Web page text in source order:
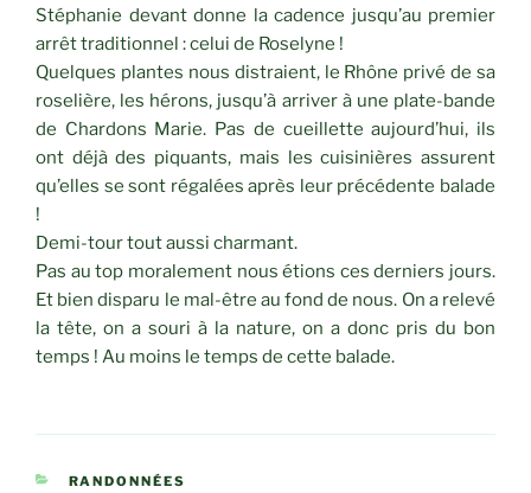
Stéphanie devant donne la cadence jusqu’au premier
arrêt traditionnel : celui de Roselyne !
Quelques plantes nous distraient, le Rhône privé de sa
roselière, les hérons, jusqu’à arriver à une plate-bande
de Chardons Marie. Pas de cueillette aujourd’hui, ils
ont déjà des piquants, mais les cuisinières assurent
qu’elles se sont régalées après leur précédente balade
!
Demi-tour tout aussi charmant.
Pas au top moralement nous étions ces derniers jours.
Et bien disparu le mal-être au fond de nous. On a relevé
la tête, on a souri à la nature, on a donc pris du bon
temps ! Au moins le temps de cette balade.
CATÉGORIES
RANDONNÉES